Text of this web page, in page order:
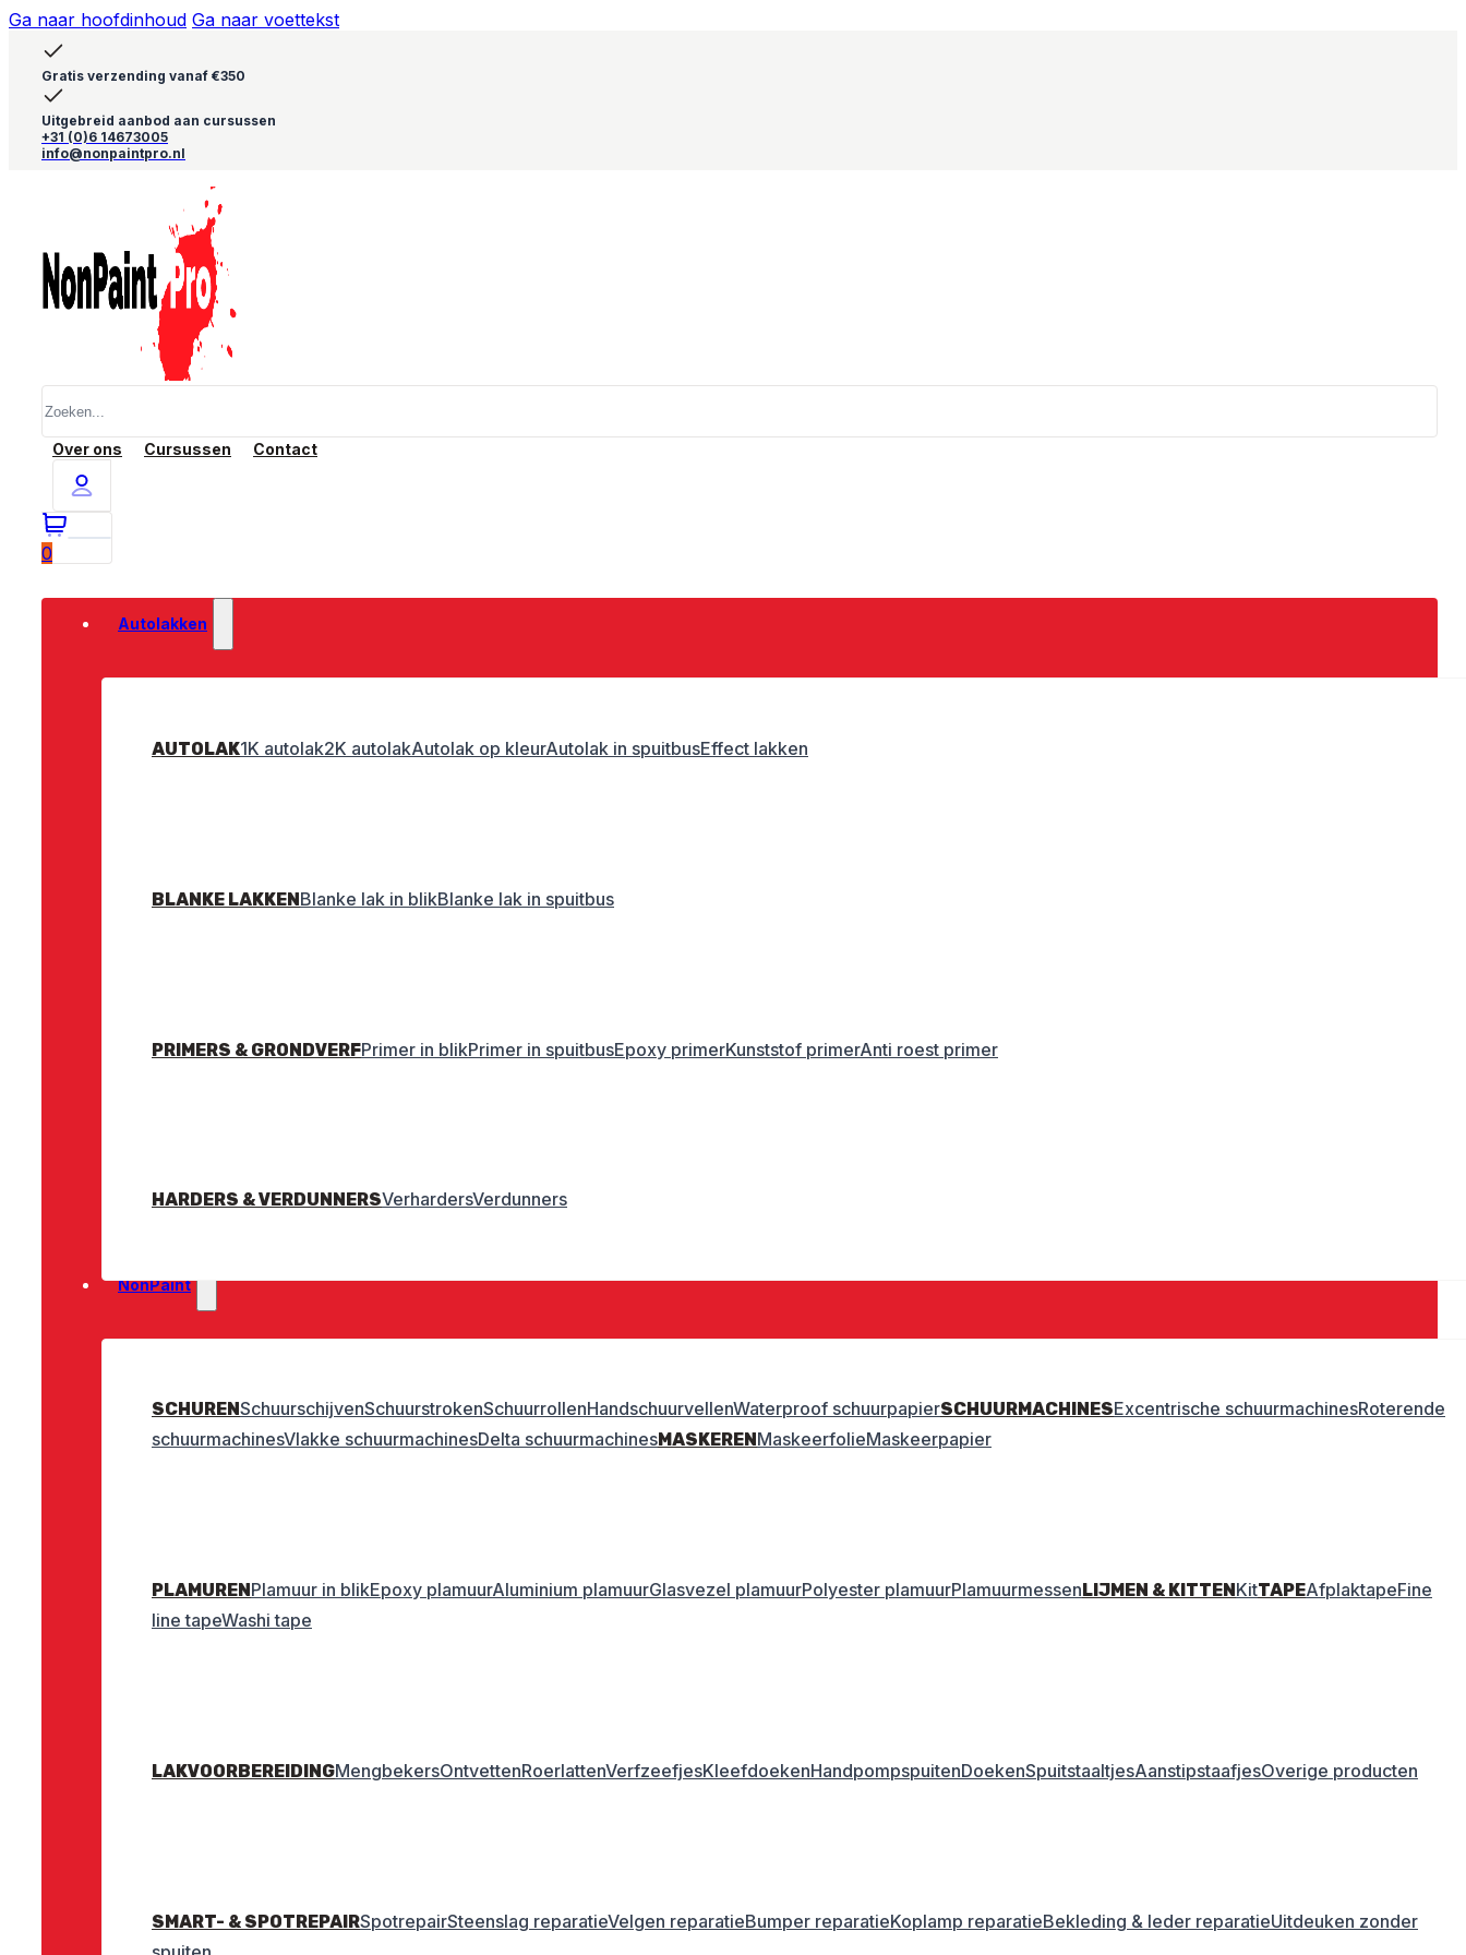
Ga naar hoofdinhoud Ga naar voettekst
Gratis verzending vanaf €350
Uitgebreid aanbod aan cursussen
+31 (0)6 14673005
info@nonpaintpro.nl
Over ons Cursussen Contact
0
Autolakken
AUTOLAK1K autolak2K autolakAutolak op kleurAutolak in spuitbusEffect lakken
BLANKE LAKKENBlanke lak in blikBlanke lak in spuitbus
PRIMERS & GRONDVERFPrimer in blikPrimer in spuitbusEpoxy primerKunststof primerAnti roest primer
HARDERS & VERDUNNERSVerhardersVerdunners
NonPaint
SCHURENSchuurschijvenSchuurstrokenSchuurrollenHandschuurvellenWaterproof schuurpapierSCHUURMACHINESExcentrische schuurmachinesRoterende
schuurmachinesVlakke schuurmachinesDelta schuurmachinesMASKERENMaskeerfolieMaskeerpapier
PLAMURENPlamuur in blikEpoxy plamuurAluminium plamuurGlasvezel plamuurPolyester plamuurPlamuurmessenLIJMEN & KITTENKitTAPEAfplaktapeFine
line tapeWashi tape
LAKVOORBEREIDINGMengbekersOntvettenRoerlattenVerfzeefjesKleefdoekenHandpompspuitenDoekenSpuitstaaltjesAanstipstaafjesOverige producten
SMART- & SPOTREPAIRSpotrepairSteenslag reparatieVelgen reparatieBumper reparatieKoplamp reparatieBekleding & leder reparatieUitdeuken zonder